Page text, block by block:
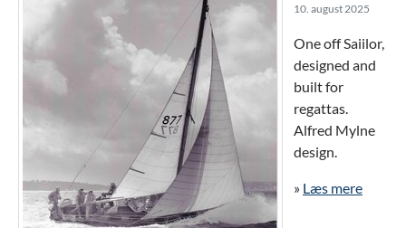
10. august 2025
One off Saiilor,
designed and
built for
regattas.
Alfred Mylne
design.
» Læs mere